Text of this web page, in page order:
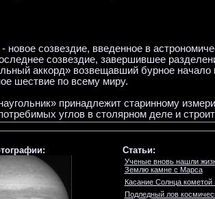
- новое созвездие, введенное в
созвездие, завершившее
аккорд» возвещавший бурное
шествие по всему миру.
принадлежит старинному
углов в столярном деле и
Статьи:
Ученые вновь нашли
Землю камне с Марса
Касание Солнца кометой
Подледный лов